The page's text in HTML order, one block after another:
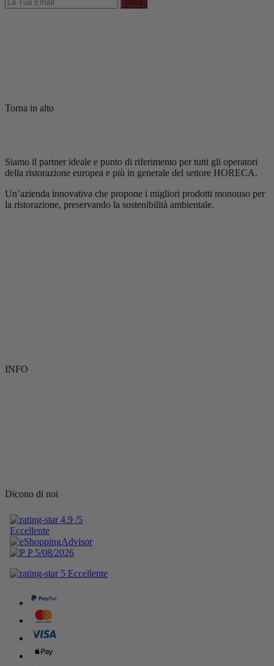
Invia
Torna in alto
Siamo il partner ideale e punto di riferimento per tutti gli operatori
della ristorazione europea e più in generale del settore HORECA.
Un’azienda innovativa che propone i migliori prodotti monouso per
la ristorazione, preservando la sostenibilità ambientale.
INFO
Dicono di noi